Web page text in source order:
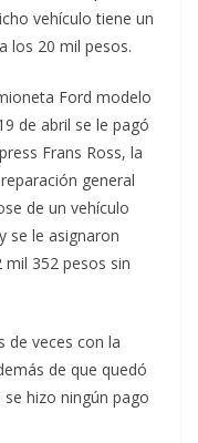
vehículo tiene un
los 20 mil pesos.
Ford modelo
de abril se le pagó
Frans Ross, la
general
de un vehículo
se le asignaron
352 pesos sin
de veces con la
de que quedó
hizo ningún pago